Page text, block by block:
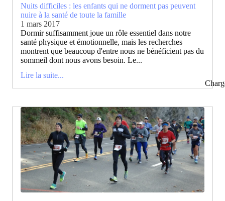
Nuits difficiles : les enfants qui ne dorment pas peuvent
nuire à la santé de toute la famille
1 mars 2017
Dormir suffisamment joue un rôle essentiel dans notre
santé physique et émotionnelle, mais les recherches
montrent que beaucoup d'entre nous ne bénéficient pas du
sommeil dont nous avons besoin. Le...
Lire la suite...